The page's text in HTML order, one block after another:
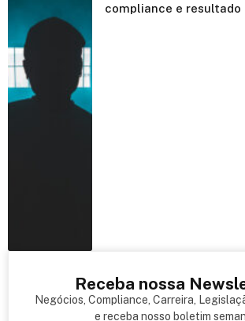
compliance e resultado
Receba nossa
Negócios, Compliance, Carreira,
e receba nosso boletim